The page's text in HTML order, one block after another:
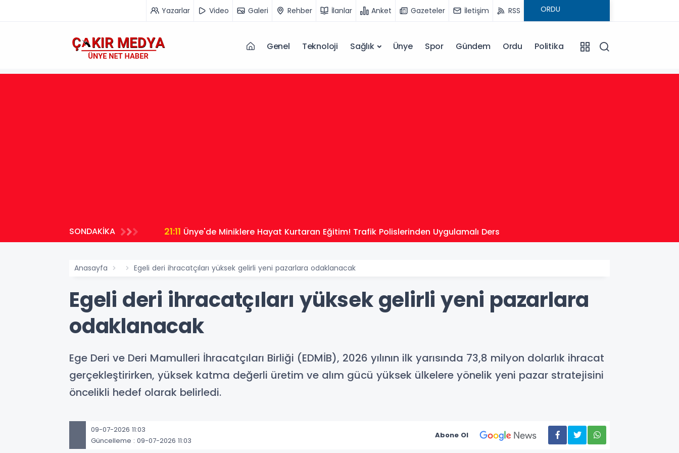
Yazarlar Video Galeri Rehber İlanlar Anket Gazeteler İletişim RSS
Genel Teknoloji Sağlık Ünye Spor Gündem Ordu Politika
SONDAKİKA 21:11 Ünye'de Miniklere Hayat Kurtaran Eğitim! Trafik Polislerinden Uygulamalı Ders
Anasayfa Egeli deri ihracatçıları yüksek gelirli yeni pazarlara odaklanacak
Egeli deri ihracatçıları yüksek gelirli yeni pazarlara
odaklanacak
Ege Deri ve Deri Mamulleri İhracatçıları Birliği (EDMİB), 2026 yılının ilk yarısında 73,8 milyon dolarlık ihracat
gerçekleştirirken, yüksek katma değerli üretim ve alım gücü yüksek ülkelere yönelik yeni pazar stratejisini
öncelikli hedef olarak belirledi.
09-07-2026 11:03
Güncelleme : 09-07-2026 11:03
Abone Ol